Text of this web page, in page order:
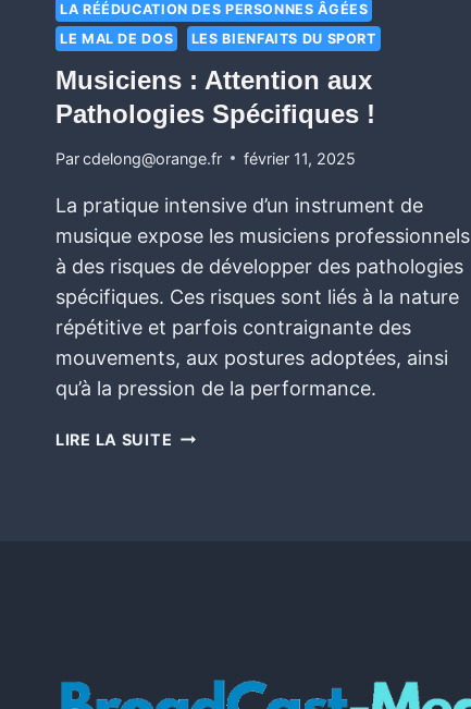
LA RÉÉDUCATION DES PERSONNES ÂGÉES
LE MAL DE DOS
LES BIENFAITS DU SPORT
Musiciens : Attention aux
Pathologies Spécifiques !
Parcdelong@orange.fr février 11, 2025
La pratique intensive d’un instrument de
musique expose les musiciens professionnels
à des risques de développer des pathologies
spécifiques. Ces risques sont liés à la nature
répétitive et parfois contraignante des
mouvements, aux postures adoptées, ainsi
qu’à la pression de la performance.
LIRE LA SUITE